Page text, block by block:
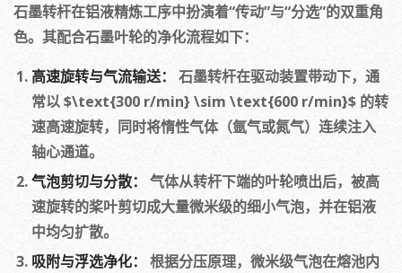
石墨转杆在铝液精炼工序中扮演着“传动”与“分选”的双重角
色。其配合石墨叶轮的净化流程如下：
高速旋转与气流输送：
石墨转杆在驱动装置带动下，通
常以 $\text{300 r/min} \sim \text{600 r/min}$ 的转
速高速旋转，同时将惰性气体（氩气或氮气）连续注入
轴心通道。
气泡剪切与分散：
气体从转杆下端的叶轮喷出后，被高
速旋转的桨叶剪切成大量微米级的细小气泡，并在铝液
中均匀扩散。
吸附与浮选净化：
根据分压原理，微米级气泡在熔池内